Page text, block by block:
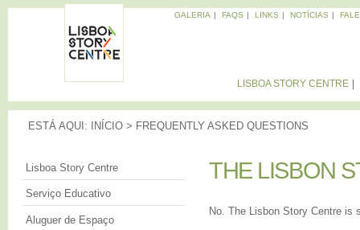
GALERIA FAQS LINKS NOTÍCIAS
LISBOA
STORY
CENTRE
LISBOA STORY CENTRE
ESTÁ AQUI
ESTÁ AQUI: INÍCIO > FREQUENTLY ASKED QUESTIONS
Lisboa Story Centre
Serviço Educativo
Aluguer de Espaço
THE LISBON
THE LISBON
No. The Lisbon Story Centre